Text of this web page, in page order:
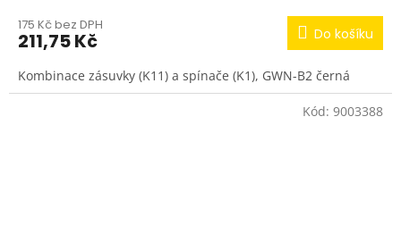
175 Kč bez DPH
211,75 Kč Do košíku
Kombinace zásuvky (K11) a spínače (K1), GWN-B2 černá
Kód: 9003388